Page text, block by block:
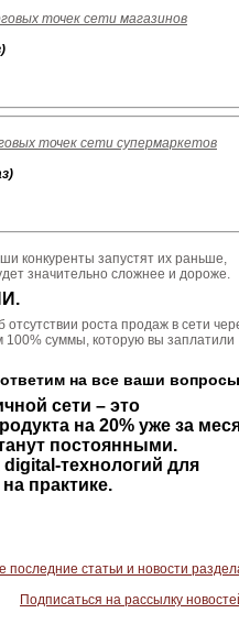
точек сети магазинов
точек сети супермаркетов
конкуренты запустят их раньше,
значительно сложнее и дороже.
роста продаж в сети
суммы, которую вы заплатили
на все ваши
сети – это
на 20% уже за
постоянными.
технологий для
практике.
последние статьи и новости
Подписаться на рассылку